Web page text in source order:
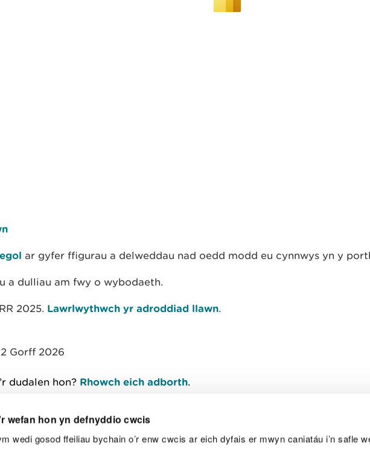
wefan hon yn defnyddio cwcis
wedi gosod ffeiliau bychain o’r enw cwcis ar eich dyfais er mwyn caniatáu i’n safle
ar gyfer ffigurau a delweddau nad oedd modd eu cynnwys yn y
a dulliau am fwy o wybodaeth.
2025. Lawrlwythwch yr adroddiad llawn.
Gorff 2026
dudalen hon? Rhowch eich adborth.